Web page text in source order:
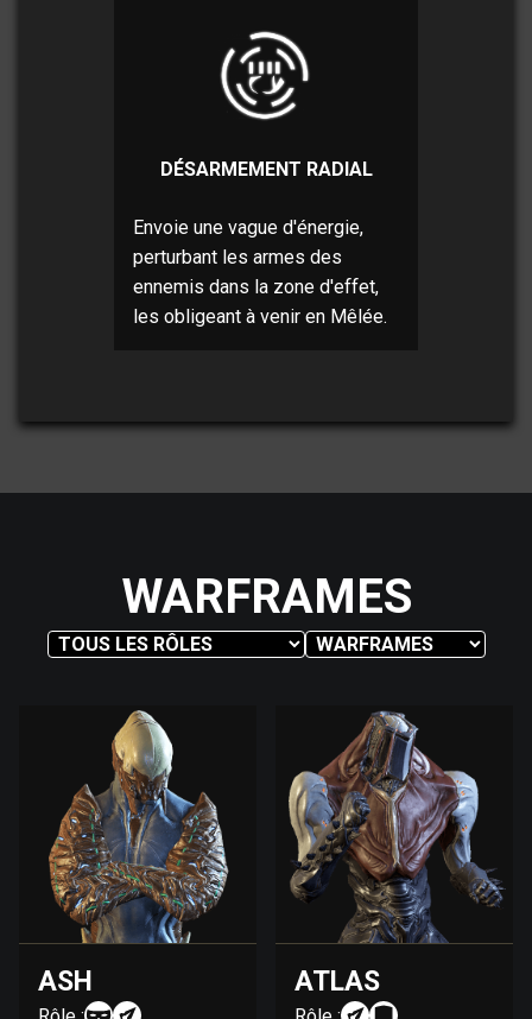
DÉSARMEMENT RADIAL
Envoie une vague d'énergie,
perturbant les armes des
ennemis dans la zone d'effet,
les obligeant à venir en Mêlée.
WARFRAMES
ASH ATLAS